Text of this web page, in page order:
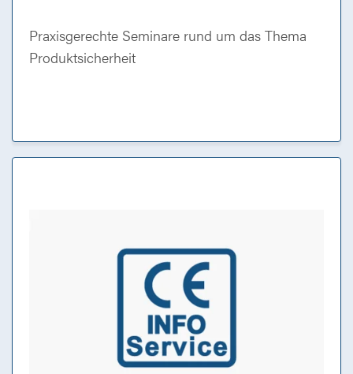
Praxisgerechte Seminare rund um das Thema
Produktsicherheit